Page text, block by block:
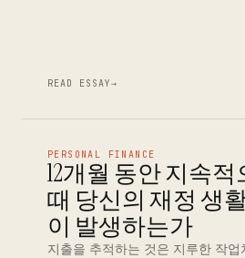
READ ESSAY→
PERSONAL FINANCE
12개월 동안 지속
때 당신의 재정 생
이 발생하는가
지출을 추적하는 것은 지루한 작